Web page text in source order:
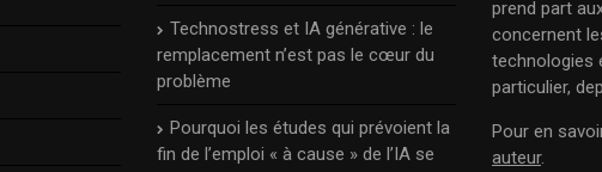
Technostress et IA générative : le
remplacement n’est pas le cœur du
problème
Pourquoi les études qui prévoient la
fin de l’emploi « à cause » de l’IA se
prend part
concernent
technologies
particulier,
Pour en
auteur.